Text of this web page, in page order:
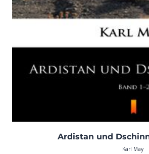
Ardistan und
Karl May